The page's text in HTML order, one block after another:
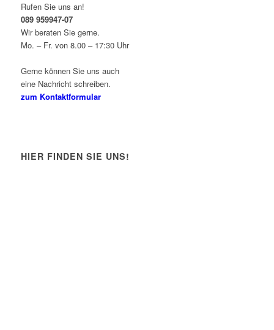
Rufen Sie uns an!
089 959947-07
Wir beraten Sie gerne.
Mo. – Fr. von 8.00 – 17:30 Uhr
Gerne können Sie uns auch
eine Nachricht schreiben.
zum Kontaktformular
HIER FINDEN SIE UNS!